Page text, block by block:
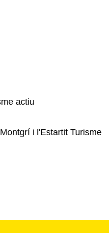
actiu
i l'Estartit Turisme